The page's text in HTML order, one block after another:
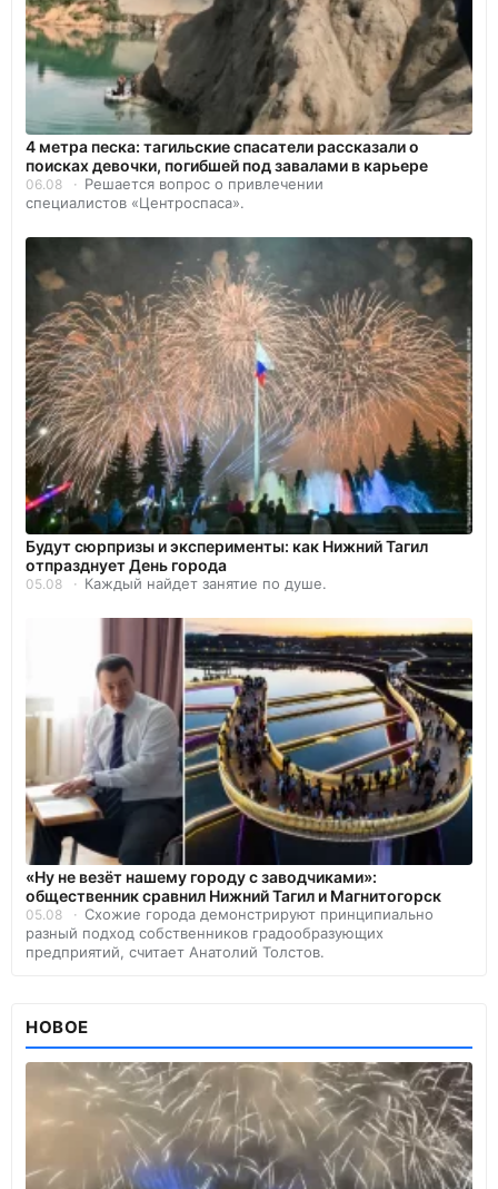
4 метра песка: тагильские спасатели рассказали о
поисках девочки, погибшей под завалами в карьере
06.08
Решается вопрос о привлечении
специалистов «Центроспаса».
Будут сюрпризы и эксперименты: как Нижний Тагил
отпразднует День города
05.08 Каждый найдет занятие по душе.
«Ну не везёт нашему городу с заводчиками»:
общественник сравнил Нижний Тагил и Магнитогорск
05.08
Схожие города демонстрируют принципиально
разный подход собственников градообразующих
предприятий, считает Анатолий Толстов.
НОВОЕ